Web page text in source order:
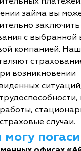
займа вы
с выбранной
компанией.
возникновении
случаи.
могу